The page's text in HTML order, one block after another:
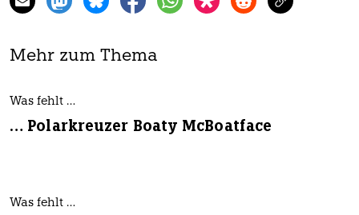
Mehr zum Thema
Was fehlt …
… Polarkreuzer Boaty McBoatface
Was fehlt …